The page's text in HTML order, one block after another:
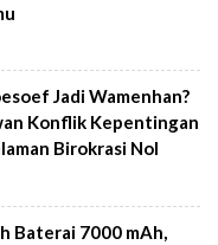
Jadi Wamenhan?
Konflik Kepentingan
Birokrasi Nol
Baterai 7000 mAh,